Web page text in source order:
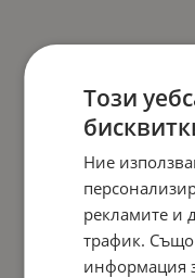
Този
Ние
рекламите и
трафик. Също
информация